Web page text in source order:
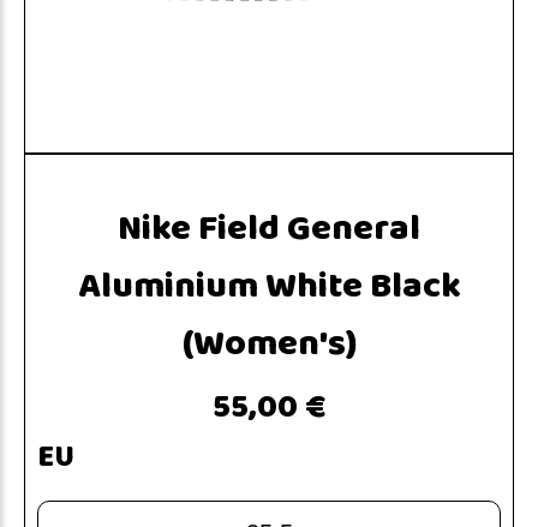
Nike Field General
Aluminium White Black
(Women's)
55,00 €
EU